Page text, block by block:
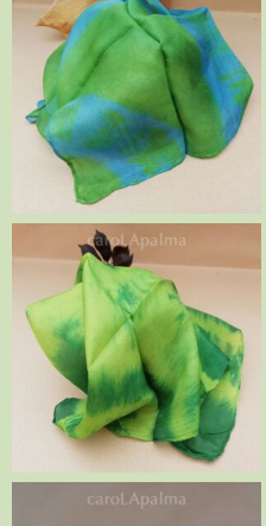
Tonos verdes
Tonos rojos